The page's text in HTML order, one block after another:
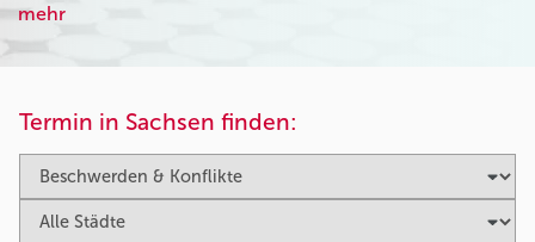
mehr
Termin in Sachsen finden: